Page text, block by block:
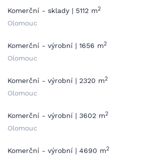
Komerční - sklady | 5112 m2
Olomouc
Komerční - výrobní | 1656 m2
Olomouc
Komerční - výrobní | 2320 m2
Olomouc
Komerční - výrobní | 3602 m2
Olomouc
Komerční - výrobní | 4690 m2